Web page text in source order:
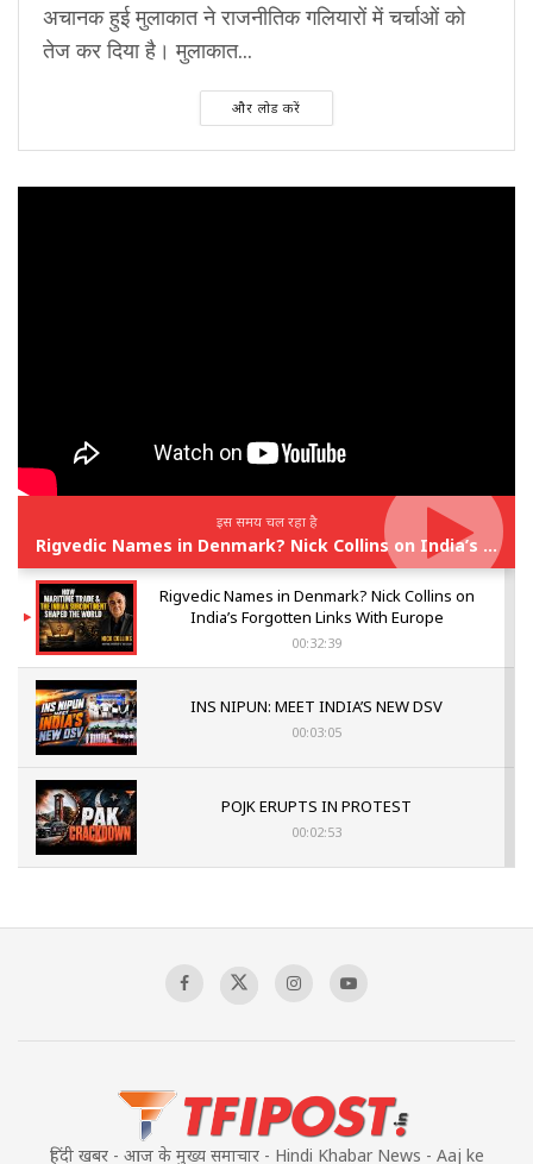
अचानक हुई मुलाकात ने राजनीतिक गलियारों में चर्चाओं को
तेज कर दिया है। मुलाकात...
और लोड करें
इस समय चल रहा है
Rigvedic Names in Denmark? Nick Collins on India’s Forgotten Links With Europe
Rigvedic Names in Denmark? Nick Collins on
India’s Forgotten Links With Europe
00:32:39
INS NIPUN: MEET INDIA’S NEW DSV
00:03:05
POJK ERUPTS IN PROTEST
00:02:53
Sagar
हिंदी खबर - आज के मुख्य समाचार - Hindi Khabar News - Aaj ke